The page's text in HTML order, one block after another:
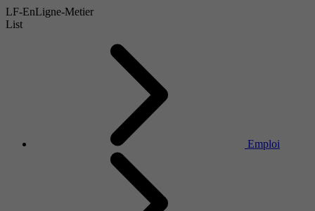
LF-EnLigne-Metier
List
Emploi